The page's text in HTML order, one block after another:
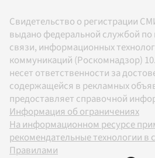
Свидетельство о регистрации
выдано федеральной службой по
связи, информационных
коммуникаций (Роскомнадзор)
несет ответственности за
содержащейся в рекламных
предоставляет справочной
Информация об ограничениях
На информационном ресурсе
рекомендательные технологии в
Правилами